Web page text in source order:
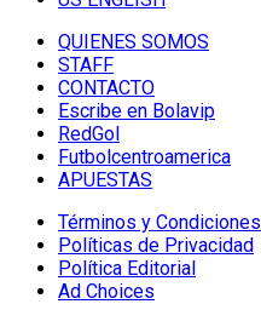
QUIENES SOMOS
STAFF
CONTACTO
Escribe en Bolavip
RedGol
Futbolcentroamerica
APUESTAS
Términos y Condiciones
Políticas de Privacidad
Política Editorial
Ad Choices